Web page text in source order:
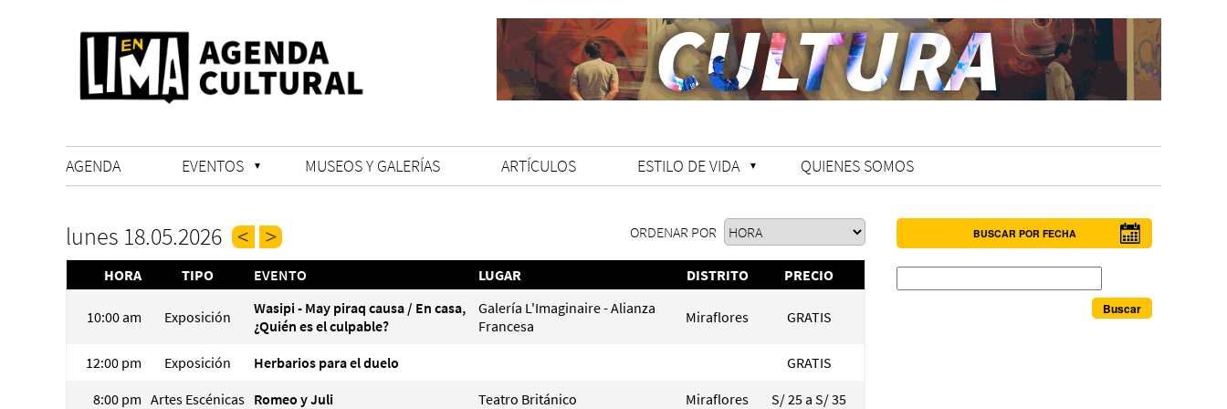
AGENDA EVENTOS MUSEOS Y GALERÍAS ARTÍCULOS ESTILO DE VIDA QUIENES SOMOS
lunes 18.05.2026 ORDENAR POR
HORA TIPO EVENTO LUGAR DISTRITO PRECIO
10:00 am Exposición
Wasipi - May piraq causa / En casa,
¿Quién es el culpable?
Galería L'Imaginaire - Alianza
Francesa
Miraflores GRATIS
12:00 pm Exposición Herbarios para el duelo
GRATIS
8:00 pm Artes Escénicas Romeo y Juli Teatro Británico Miraflores S/ 25 a S/ 35
BUSCAR POR FECHA